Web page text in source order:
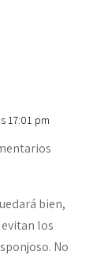
17:01 pm
bien,
los
No